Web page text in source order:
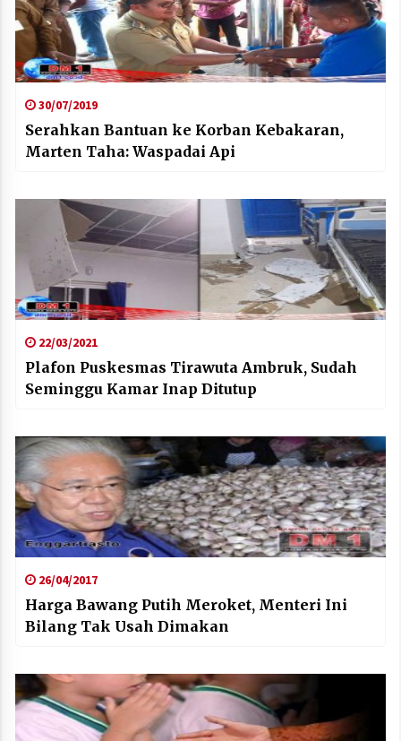
30/07/2019
Serahkan Bantuan ke Korban Kebakaran,
Marten Taha: Waspadai Api
22/03/2021
Plafon Puskesmas Tirawuta Ambruk, Sudah
Seminggu Kamar Inap Ditutup
26/04/2017
Harga Bawang Putih Meroket, Menteri Ini
Bilang Tak Usah Dimakan